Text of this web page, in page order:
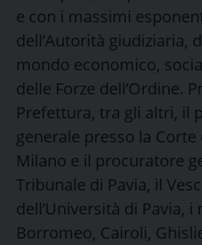
e con i massimi
dell’Autorità giudiziaria,
mondo economico,
delle Forze dell’Ordine.
Prefettura, tra gli altri, il
generale presso la
Milano e il procuratore
Tribunale di Pavia, il
dell’Università di Pavia,
Borromeo, Cairoli,